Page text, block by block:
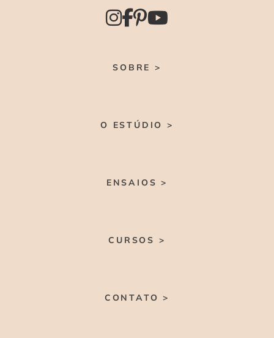
SOBRE >
O ESTÚDIO >
ENSAIOS >
CURSOS >
CONTATO >